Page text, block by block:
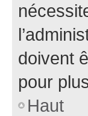
doivent
pour
Haut